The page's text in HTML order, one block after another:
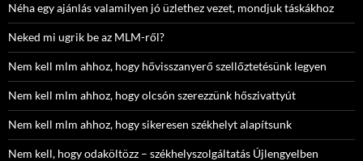
Néha egy ajánlás valamilyen jó üzlethez vezet, mondjuk táskákhoz
Neked mi ugrik be az MLM-ről?
Nem kell mlm ahhoz, hogy hővisszanyerő szellőztetésünk legyen
Nem kell mlm ahhoz, hogy olcsón szerezzünk hőszivattyút
Nem kell mlm ahhoz, hogy sikeresen székhelyt alapítsunk
Nem kell, hogy odaköltözz – székhelyszolgáltatás Újlengyelben